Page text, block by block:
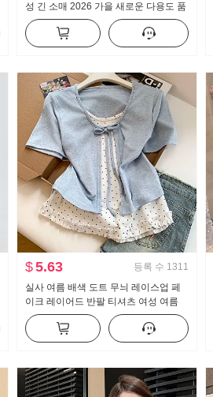
성 긴 소매 2026 가을 새로운 다용도 품
격 경력 셔츠
$5.63 등록 수 1311
실사 여름 배색 도트 무늬 레이스업 페
이크 레이어드 반팔 티셔츠 여성 여름
새로운 달콤한 스타일 작은 대중 맨위